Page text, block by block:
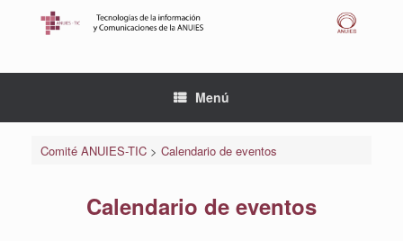
Menú
Comité ANUIES-TIC> Calendario de eventos
Calendario de eventos